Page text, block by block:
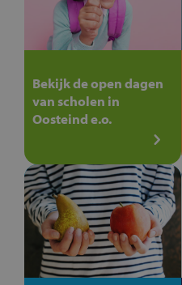
Bekijk de open dagen
van scholen in
Oosteind e.o.